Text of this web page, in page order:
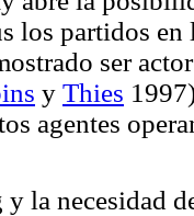
los partidos
ser
y Thies
agentes
la necesidad